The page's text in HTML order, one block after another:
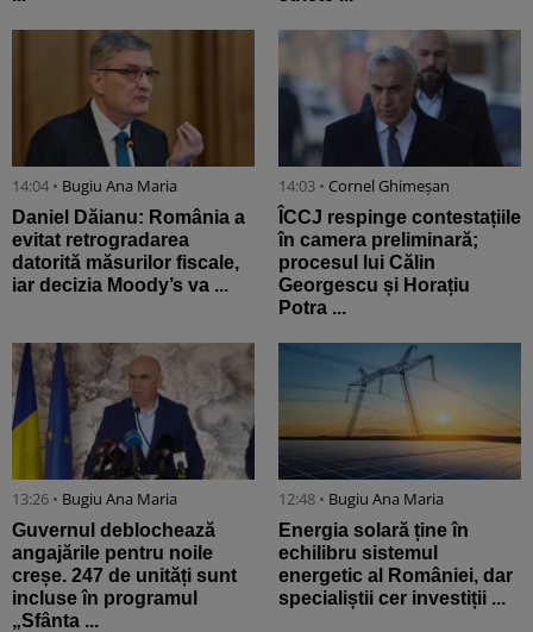
14:04 • Bugiu ⁠Ana Maria
Daniel Dăianu: România a
evitat retrogradarea
datorită măsurilor fiscale,
iar decizia Moody’s va ...
14:03 • Cornel Ghimeșan
ÎCCJ respinge contestațiile
în camera preliminară;
procesul lui Călin
Georgescu și Horațiu
Potra ...
13:26 • Bugiu ⁠Ana Maria
Guvernul deblochează
angajările pentru noile
creșe. 247 de unități sunt
incluse în programul
„Sfânta ...
12:48 • Bugiu ⁠Ana Maria
Energia solară ține în
echilibru sistemul
energetic al României, dar
specialiștii cer investiții ...